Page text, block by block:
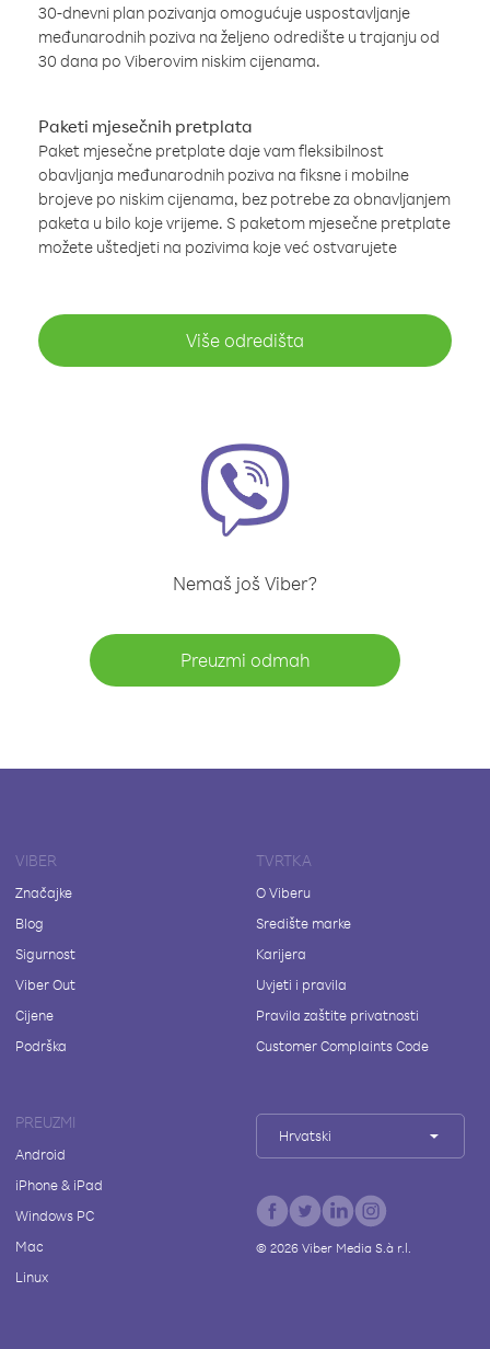
30-dnevni plan pozivanja omogućuje uspostavljanje
međunarodnih poziva na željeno odredište u trajanju od
30 dana po Viberovim niskim cijenama.
Paketi mjesečnih pretplata
Paket mjesečne pretplate daje vam fleksibilnost
obavljanja međunarodnih poziva na fiksne i mobilne
brojeve po niskim cijenama, bez potrebe za obnavljanjem
paketa u bilo koje vrijeme. S paketom mjesečne pretplate
možete uštedjeti na pozivima koje već ostvarujete
Više odredišta
Nemaš još Viber?
Preuzmi odmah
VIBER
Značajke
Blog
Sigurnost
Viber Out
Cijene
Podrška
TVRTKA
O Viberu
Središte marke
Karijera
Uvjeti i pravila
Pravila zaštite privatnosti
Customer Complaints Code
PREUZMI
Android
iPhone & iPad
Windows PC
Mac
Linux
Hrvatski
© 2026Viber Media S.à r.l.